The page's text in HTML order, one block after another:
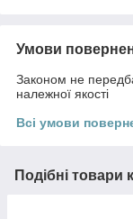
Умови
Законом не
належної якості
Всі умови
Подібні товари